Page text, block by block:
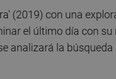
(2019) con una
el último día con su
analizará la